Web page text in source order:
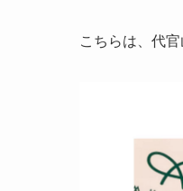
こちらは、代